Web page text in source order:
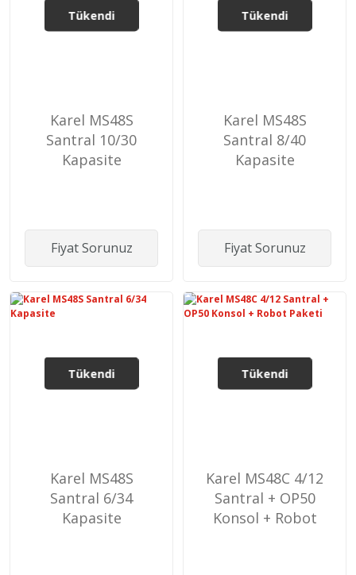
Tükendi
Karel MS48S
Santral 10/30
Kapasite
Fiyat Sorunuz
Tükendi
Karel MS48S
Santral 8/40
Kapasite
Fiyat Sorunuz
Tükendi
Karel MS48S
Santral 6/34
Kapasite
Tükendi
Karel MS48C 4/12
Santral + OP50
Konsol + Robot